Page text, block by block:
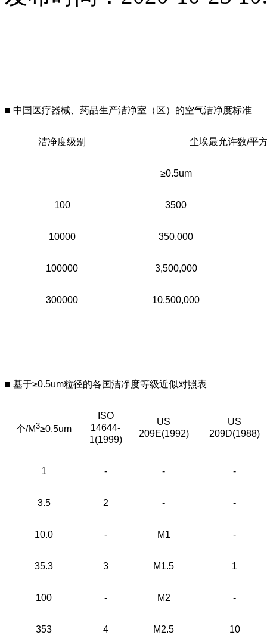
■ 中国医疗器械、药品生产洁净室（区）的空气洁净度标准
洁净度级别 尘埃最允许数/平
≥0.5um
100 3500
10000 350,000
100000 3,500,000
300000 10,500,000
■ 基于≥0.5um粒径的各国洁净度等级近似对照表
个/M3≥0.5um
ISO
14644-
1(1999)
US
209E(1992)
US
209D(1988)
1 - - -
3.5 2 - -
10.0 - M1 -
35.3 3 M1.5 1
100 - M2 -
353 4 M2.5 10